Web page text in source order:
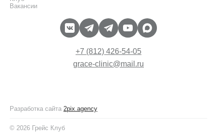
Вакансии
+7 (812) 426-54-05
grace-clinic@mail.ru
Разработка сайта 2pix.agency
© 2026 Грейс Клуб